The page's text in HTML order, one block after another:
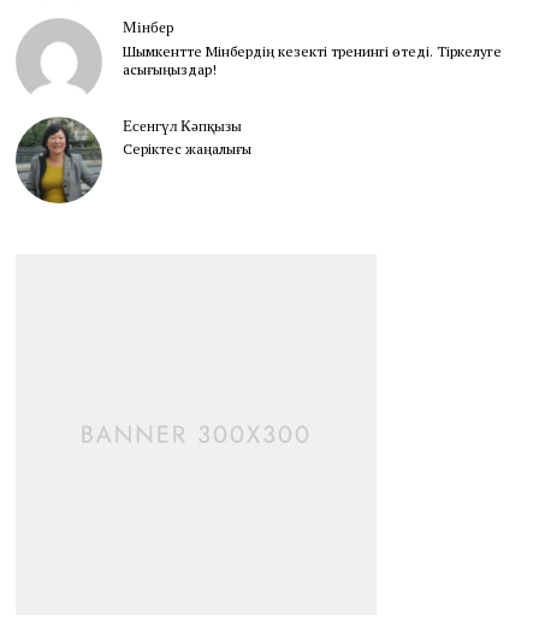
Мінбер
Шымкентте Мінбердің кезекті тренингі өтеді. Тіркелуге
асығыңыздар!
Есенгүл Кәпқызы
Серіктес жаңалығы